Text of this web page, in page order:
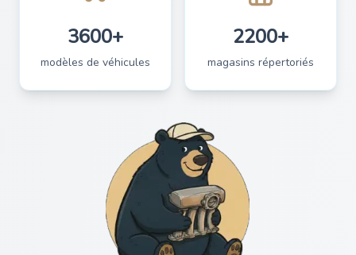
3600+
modèles de véhicules
2200+
magasins répertoriés